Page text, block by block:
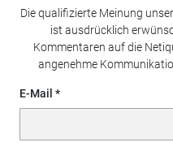
Die qualifizierte Meinung
ist ausdrücklich
Kommentaren auf die
angenehme
E-Mail